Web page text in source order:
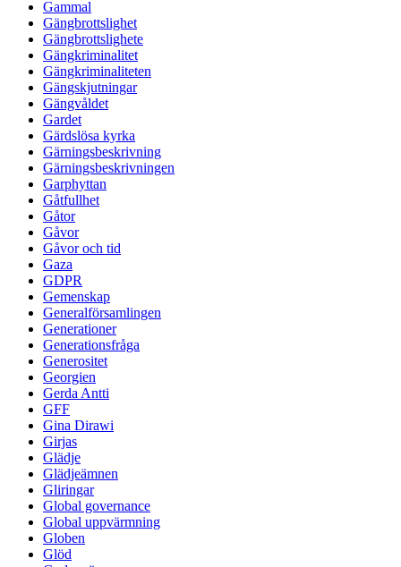
Gammal
Gängbrottslighet
Gängbrottslighete
Gängkriminalitet
Gängkriminaliteten
Gängskjutningar
Gängvåldet
Gardet
Gärdslösa kyrka
Gärningsbeskrivning
Gärningsbeskrivningen
Garphyttan
Gåtfullhet
Gåtor
Gåvor
Gåvor och tid
Gaza
GDPR
Gemenskap
Generalförsamlingen
Generationer
Generationsfråga
Generositet
Georgien
Gerda Antti
GFF
Gina Dirawi
Girjas
Glädje
Glädjeämnen
Gliringar
Global governance
Global uppvärmning
Globen
Glöd